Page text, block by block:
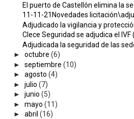
El puerto de Castellón elimina la
11-11-21Novedades
Adjudicado la vigilancia y
Clece Seguridad se adjudica el IVF
Adjudicada la seguridad de las
► octubre (6)
► septiembre (10)
► agosto (4)
► julio (7)
► junio (5)
► mayo (11)
► abril (16)